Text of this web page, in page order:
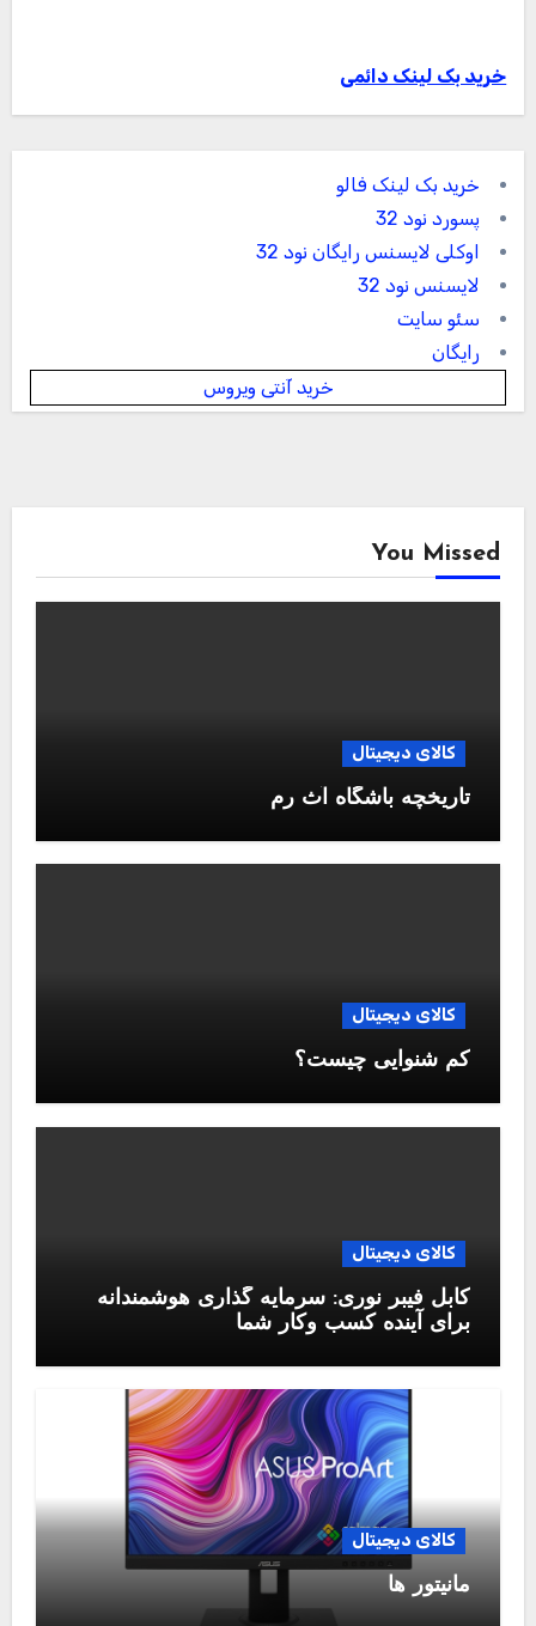
خرید بک لینک دائمی
خرید بک لینک فالو
پسورد نود 32
اوکلی لایسنس رایگان نود 32
لایسنس نود 32
سئو سایت
رایگان
خرید آنتی ویروس
You Missed
کالای دیجیتال
تاریخچه باشگاه آث رم
کالای دیجیتال
کم شنوایی چیست؟
کالای دیجیتال
کابل فیبر نوری: سرمایه گذاری هوشمندانه
برای آینده کسب وکار شما
کالای دیجیتال
مانیتور ها